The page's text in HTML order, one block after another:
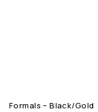
Formals – Black/Gold